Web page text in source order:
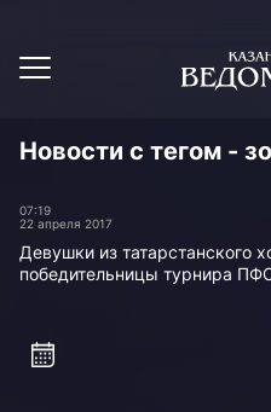
Новости с тегом -
07:19
22 апреля 2017
Девушки из татарстанского
победительницы турнира